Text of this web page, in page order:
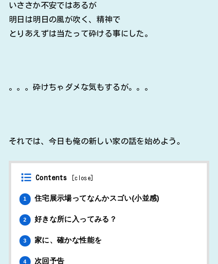
いささか不安ではあるが
明日は明日の風が吹く、精神で
とりあえずは当たって砕ける事にした。
。。。砕けちゃダメな気もするが。。。
それでは、今日も俺の新しい家の話を始めよう。
Contents close
1 住宅展示場ってなんかスゴい(小並感)
2 好きな所に入ってみる？
3 家に、確かな性能を
4 次回予告